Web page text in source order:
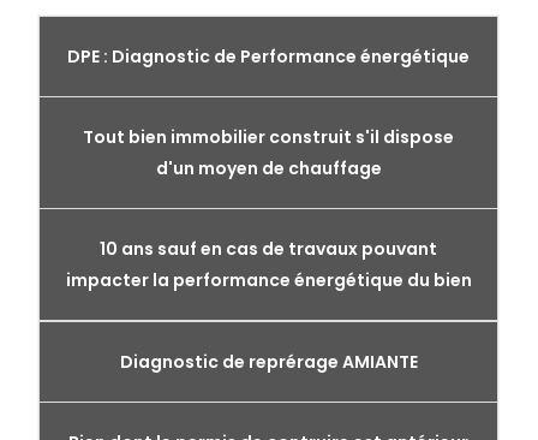
DPE : Diagnostic de Performance énergétique
Tout bien immobilier construit s'il dispose
d'un moyen de chauffage
10 ans sauf en cas de travaux pouvant
impacter la performance énergétique du bien
Diagnostic de reprérage AMIANTE